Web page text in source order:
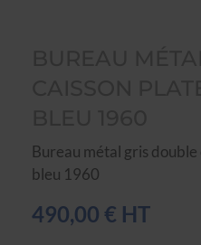
Bureau métal gris
bleu 1960
490,00 € HT